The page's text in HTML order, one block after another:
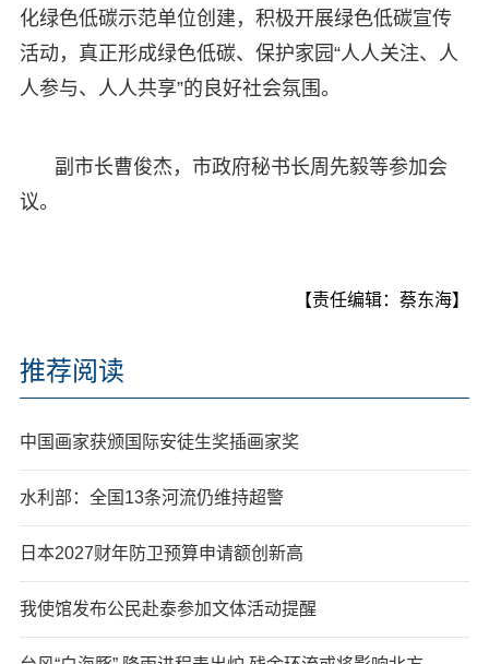
化绿色低碳示范单位创建，积极开展绿色低碳宣传
活动，真正形成绿色低碳、保护家园“人人关注、人
人参与、人人共享”的良好社会氛围。
副市长曹俊杰，市政府秘书长周先毅等参加会
议。
【责任编辑：蔡东海】
推荐阅读
中国画家获颁国际安徒生奖插画家奖
水利部：全国13条河流仍维持超警
日本2027财年防卫预算申请额创新高
我使馆发布公民赴泰参加文体活动提醒